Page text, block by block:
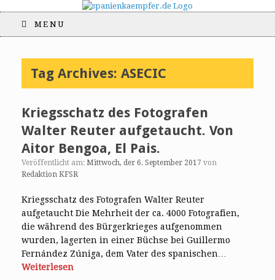
MENU
Tag Archives: ASECIC
Kriegsschatz des Fotografen
Walter Reuter aufgetaucht. Von
Aitor Bengoa, El Pais.
Veröffentlicht am: Mittwoch, der 6. September 2017 von
Redaktion KFSR
Kriegsschatz des Fotografen Walter Reuter
aufgetaucht Die Mehrheit der ca. 4000 Fotografien,
die während des Bürgerkrieges aufgenommen
wurden, lagerten in einer Büchse bei Guillermo
Fernández Zúniga, dem Vater des spanischen…
Weiterlesen